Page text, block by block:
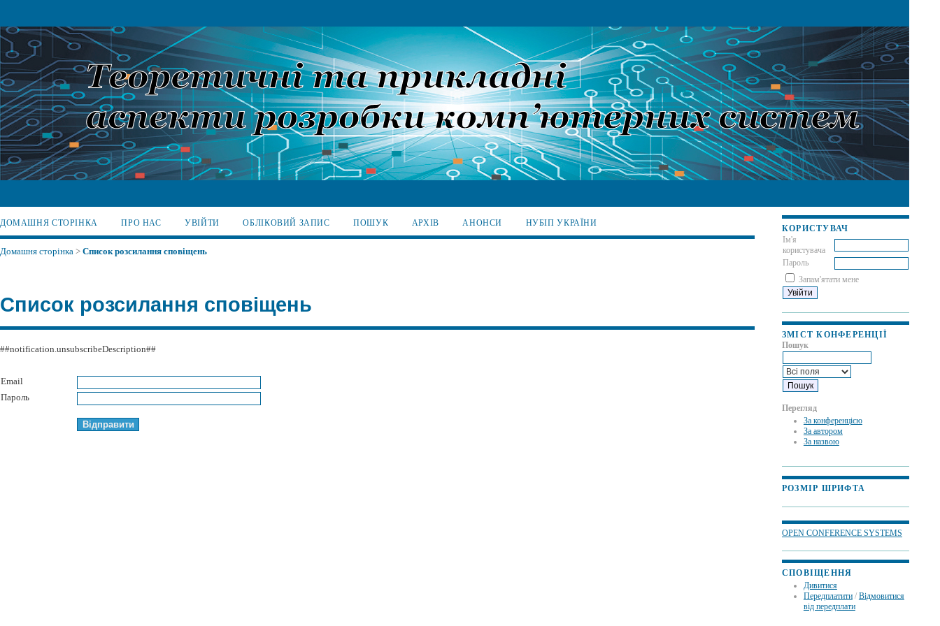
КОРИСТУВАЧ
Ім'я
користувача
Пароль
Запам'ятати мене
ЗМІСТ КОНФЕРЕНЦІЇ
Пошук
Перегляд
За конференцією
За автором
За назвою
РОЗМІР ШРИФТА
OPEN CONFERENCE SYSTEMS
СПОВІЩЕННЯ
Дивитися
Передплатити/ Відмовитися
від передплати
ДОМАШНЯ СТОРІНКА ПРО НАС УВІЙТИ ОБЛІКОВИЙ ЗАПИС ПОШУК АРХІВ АНОНСИ НУБІП УКРАЇНИ
Домашня сторінка > Список розсилання сповіщень
Список розсилання сповіщень
##notification.unsubscribeDescription##
Email
Пароль